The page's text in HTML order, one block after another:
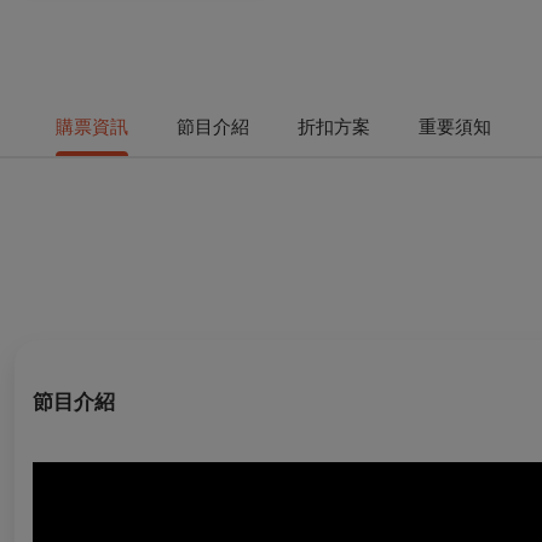
購票資訊 節目介紹 折扣方案 重要須知
節目介紹